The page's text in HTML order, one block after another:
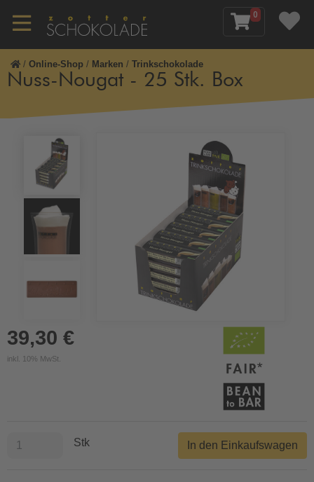
0
/ Online-Shop / Marken / Trinkschokolade
Nuss-Nougat - 25 Stk. Box
39,30 €
inkl. 10% MwSt.
Stk In den Einkaufswagen